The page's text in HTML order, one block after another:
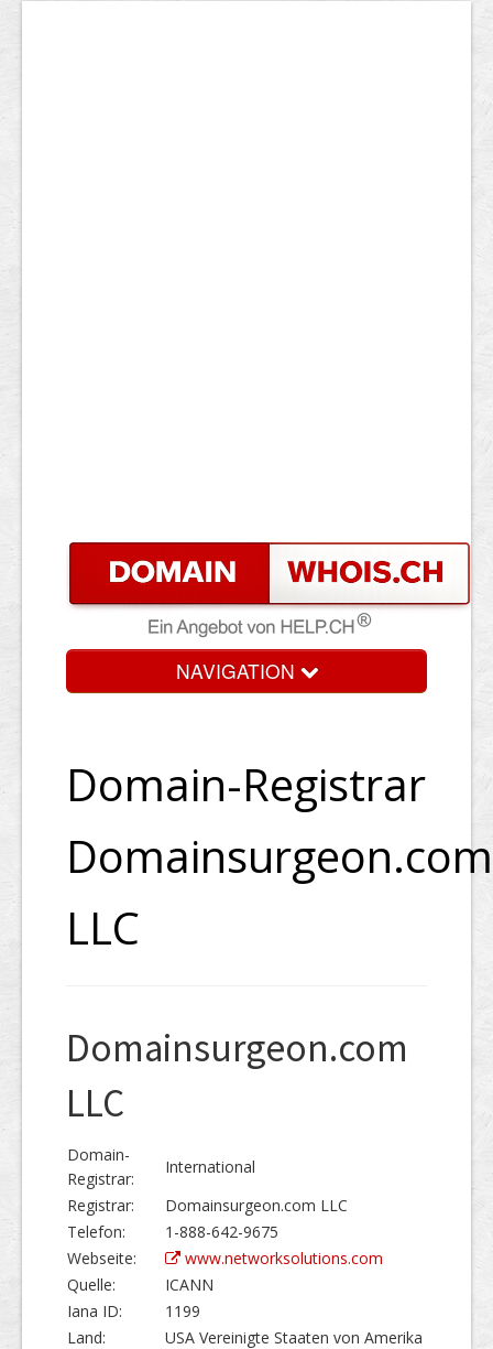
NAVIGATION
Domain-Registrar
Domainsurgeon.com
LLC
Domainsurgeon.com
LLC
Domain-
Registrar:
International
Registrar:
Domainsurgeon.com LLC
Telefon:
1-888-642-9675
Webseite:
www.networksolutions.com
Quelle:
ICANN
Iana ID:
1199
Land:
USA Vereinigte Staaten von Amerika